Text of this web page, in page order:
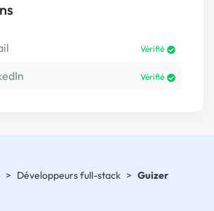
Vérifié
Vérifié
> Développeurs full-stack > Guizer